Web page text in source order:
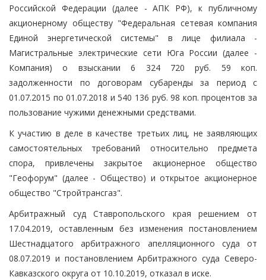
Российской Федерации (далее - АПК РФ), к публичному
акционерному обществу "Федеральная сетевая компания
Единой энергетической системы" в лице филиала -
Магистральные электрические сети Юга России (далее -
Компания) о взыскании 6 324 720 руб. 59 коп.
задолженности по договорам субаренды за период с
01.07.2015 по 01.07.2018 и 540 136 руб. 98 коп. процентов за
пользование чужими денежными средствами.
К участию в деле в качестве третьих лиц, не заявляющих
самостоятельных требований относительно предмета
спора, привлечены закрытое акционерное общество
"Геофорум" (далее - Общество) и открытое акционерное
общество "Стройтрансгаз".
Арбитражный суд Ставропольского края решением от
17.04.2019, оставленным без изменения постановлением
Шестнадцатого арбитражного апелляционного суда от
08.07.2019 и постановлением Арбитражного суда Северо-
Кавказского округа от 10.10.2019, отказал в иске.